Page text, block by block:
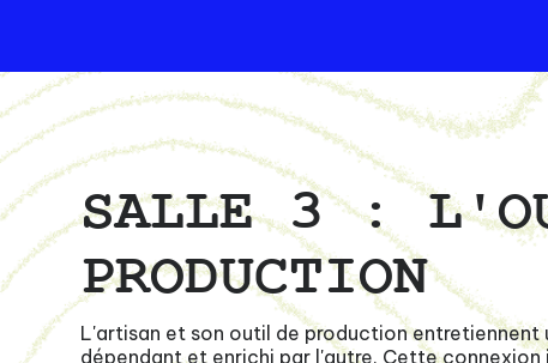
SALLE 3 :
PRODUCTION
L'artisan et son outil de production
dépendant et enrichi par l'autre. Cette